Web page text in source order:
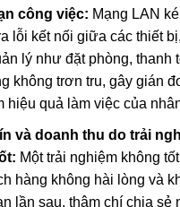
công việc: Mạng LAN
lỗi kết nối giữa các thiết
lý như đặt phòng, thanh
không trơn tru, gây gián
hiệu quả làm việc của
và doanh thu do trải
Một trải nghiệm không
hàng không hài lòng và
lần sau, thậm chí chia sẻ